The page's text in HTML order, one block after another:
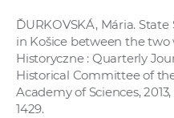
ĎURKOVSKÁ, Mária.
in Košice between the two
Historyczne : Quarterly
Historical Committee of
Academy of Sciences,
1429.